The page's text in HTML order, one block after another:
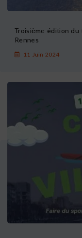
Troisième édition du
Rennes
11 Juin 2024